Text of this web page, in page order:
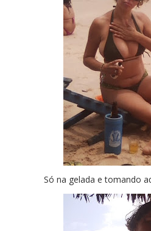
Só na gelada e tomando